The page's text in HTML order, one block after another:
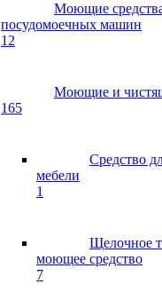
Моющие
посудомоечных машин
12
Моющие и
165
Средство
мебели
1
Щелочное
моющее средство
7